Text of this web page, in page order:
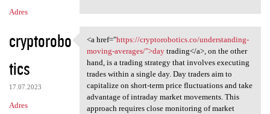
Adres
cryptorobo
tics
17.07.2023
Adres
<a href="https:/
<a href="https://cryptorobotics.co/understanding-
moving-averages/">daytrading</a>, on the other
hand, is a trading strategy that involves executing
trades within a single day. Day traders aim to
capitalize on short-term price fluctuations and take
advantage of intraday market movements. This
approach requires close monitoring of market